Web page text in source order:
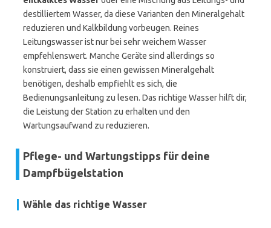
destilliertem Wasser, da diese Varianten den Mineralgehalt
reduzieren und Kalkbildung vorbeugen. Reines
Leitungswasser ist nur bei sehr weichem Wasser
empfehlenswert. Manche Geräte sind allerdings so
konstruiert, dass sie einen gewissen Mineralgehalt
benötigen, deshalb empfiehlt es sich, die
Bedienungsanleitung zu lesen. Das richtige Wasser hilft dir,
die Leistung der Station zu erhalten und den
Wartungsaufwand zu reduzieren.
Pflege- und Wartungstipps für deine
Dampfbügelstation
Wähle das richtige Wasser